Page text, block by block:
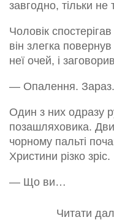
завгодно, тільки не
Чоловік
він злегка
неї очей, і
— Опалення. Зараз.
Один з них одразу
позашляховика.
чорному пальті
Христини різко зріс.
— Що ви…
Читати